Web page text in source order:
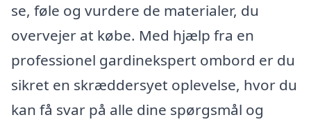
se, føle og vurdere de materialer, du
overvejer at købe. Med hjælp fra en
professionel gardinekspert ombord er du
sikret en skræddersyet oplevelse, hvor du
kan få svar på alle dine spørgsmål og